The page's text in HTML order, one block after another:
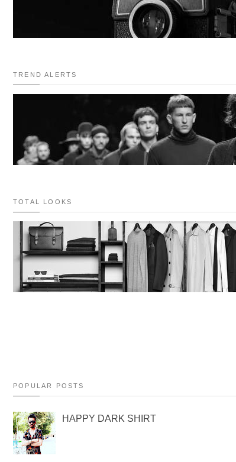
TREND ALERTS
TOTAL LOOKS
POPULAR POSTS
HAPPY DARK SHIRT